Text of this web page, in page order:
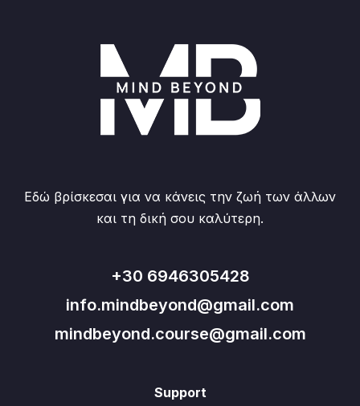
Εδώ βρίσκεσαι για να κάνεις την ζωή των άλλων
και τη δική σου καλύτερη.
+30 6946305428
info.mindbeyond@gmail.com
mindbeyond.course@gmail.com
Support